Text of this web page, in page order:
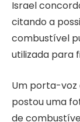
Israel
citando a
combustível
utilizada para
Um porta-voz
postou uma
de